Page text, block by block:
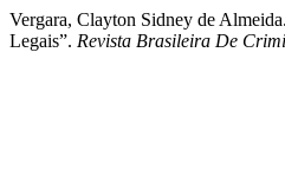
Vergara, Clayton Sidney de
Legais”. Revista Brasileira De